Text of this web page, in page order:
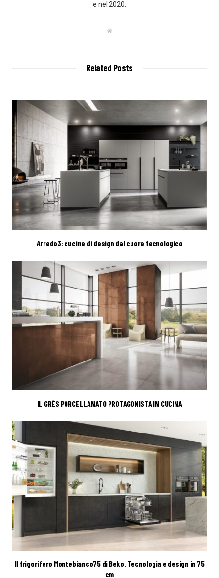
e nel 2020.
W
Related Posts
Arredo3: cucine di design dal cuore tecnologico
IL GRÈS PORCELLANATO PROTAGONISTA IN CUCINA
Il frigorifero Montebianco75 di Beko. Tecnologia e design in 75
cm